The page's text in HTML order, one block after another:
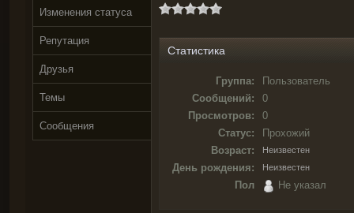
Изменения статуса
Репутация
Друзья
Темы
Сообщения
Статистика
Группа:
Пользователь
Сообщений:
0
Просмотров:
0
Статус:
Прохожий
Возраст:
Неизвестен
День рождения: Неизвестен
Пол Не указал